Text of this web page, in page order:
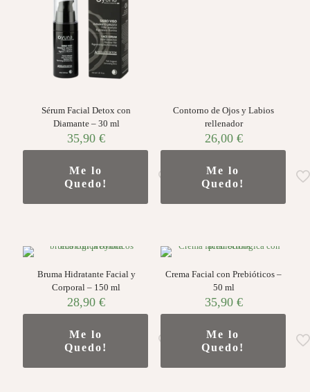
Sérum Facial Detox con
Diamante – 30 ml
35,90€
Me lo
Quedo!
Contorno de Ojos y Labios
rellenador
26,00 €
Me lo
Quedo!
Bruma Hidratante Facial y
Corporal – 150 ml
28,90€
Me lo
Quedo!
Crema Facial con Prebióticos –
50 ml
35,90 €
Me lo
Quedo!